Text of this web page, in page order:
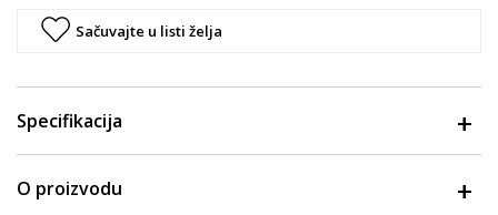
Sačuvajte u listi želja
Specifikacija
O proizvodu